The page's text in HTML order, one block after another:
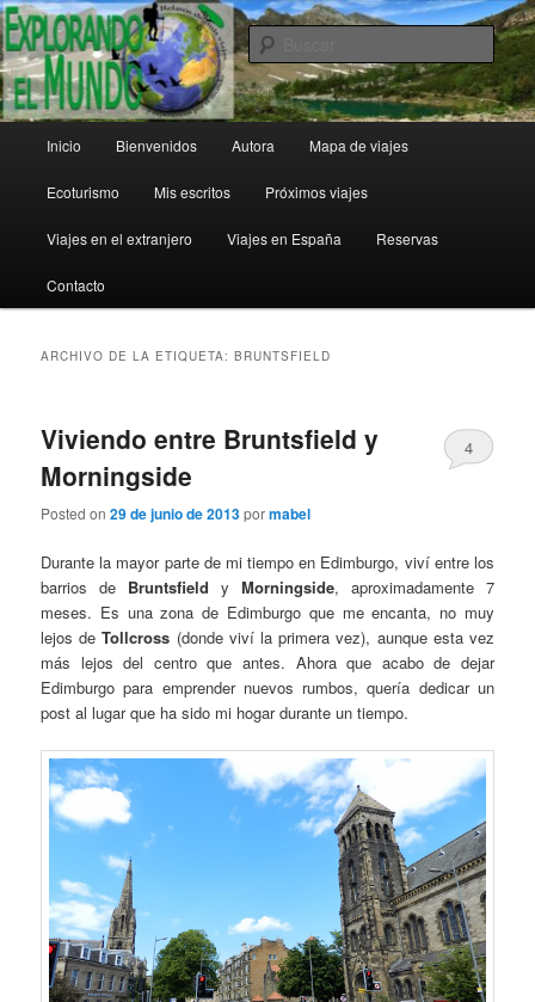
Ir
al
contenido
principal
Ir
al
contenido
secundarioExplorando el Mundo
principal
Inicio Bienvenidos Autora Mapa de viajes
Ecoturismo Mis escritos Próximos viajes
Viajes en el extranjero Viajes en España Reservas
Contacto
ARCHIVO DE LA ETIQUETA:BRUNTSFIELD
Viviendo entre Bruntsfield y
Morningside
Posted on29 de junio de 2013pormabel
4
Durante la mayor parte de mi tiempo en Edimburgo, viví entre los
barrios de Bruntsfield y Morningside, aproximadamente 7
meses. Es una zona de Edimburgo que me encanta, no muy
lejos deTollcross (donde viví la primera vez), aunque esta vez
más lejos del centro que antes. Ahora que acabo de dejar
Edimburgo para emprender nuevos rumbos, quería dedicar un
post al lugar que ha sido mi hogar durante un tiempo.